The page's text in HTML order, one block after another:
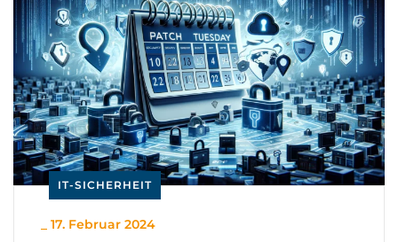
IT-SICHERHEIT
17. Februar 2024